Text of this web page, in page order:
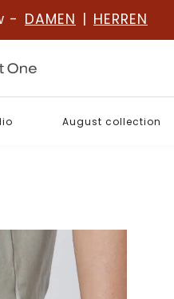
- DAMEN | HERREN
August collection